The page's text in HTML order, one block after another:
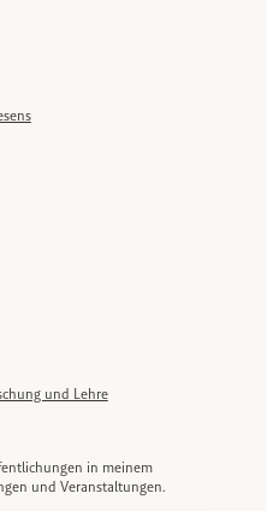
und Lehre
in meinem
und Veranstaltungen.